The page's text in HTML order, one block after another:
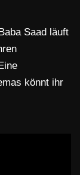
Saad läuft
könnt ihr